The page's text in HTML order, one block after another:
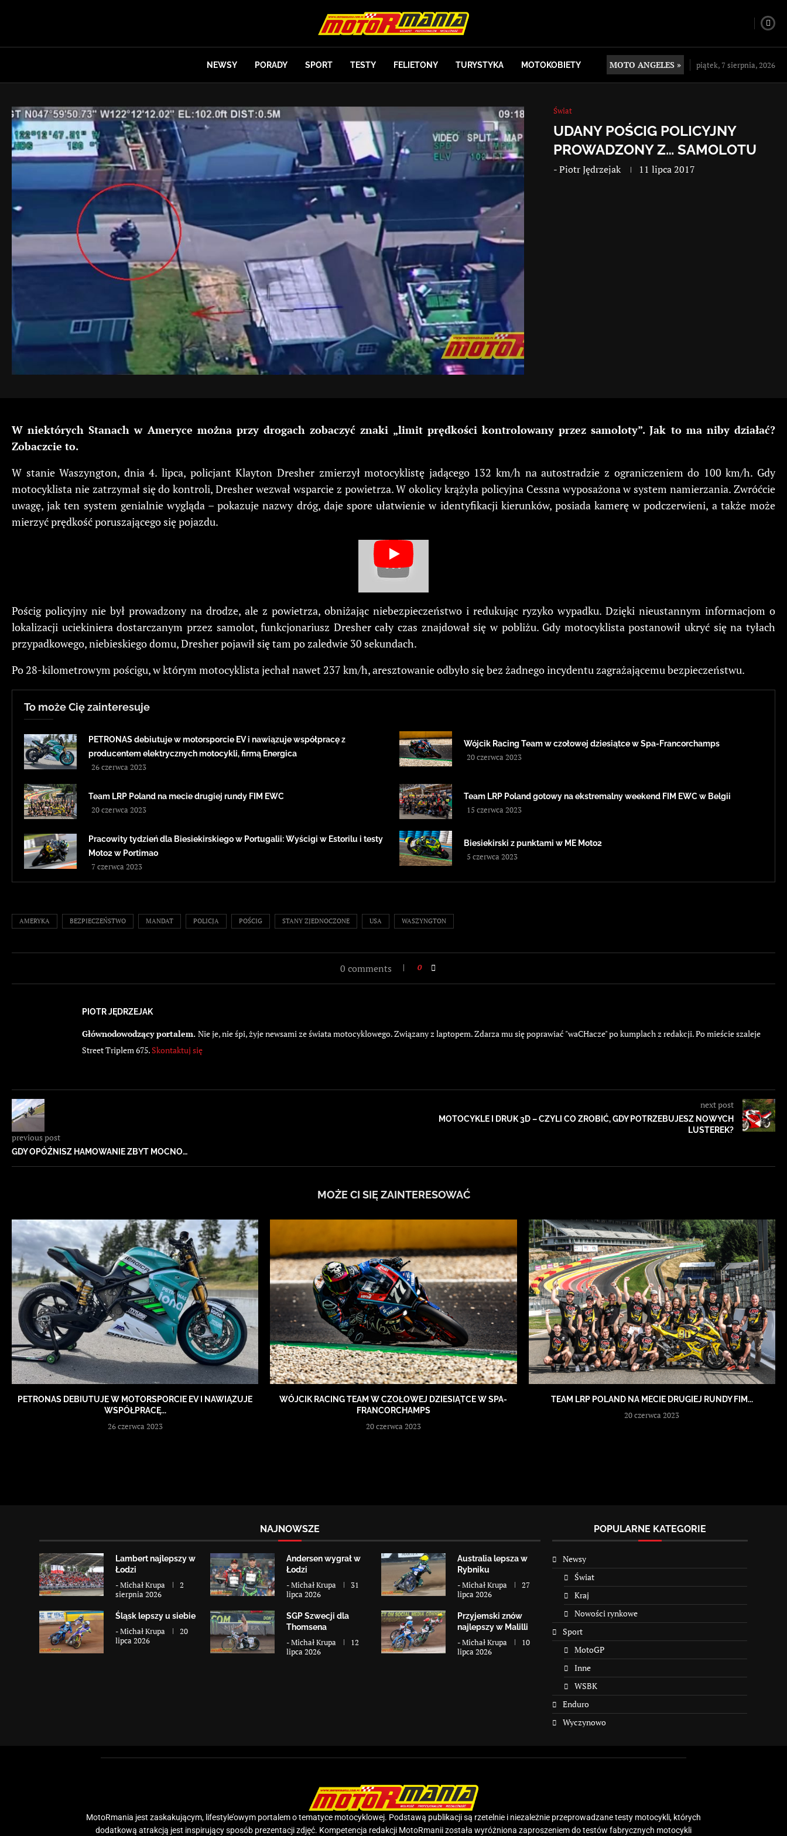
NEWSY PORADY SPORT TESTY FELIETONY TURYSTYKA MOTOKOBIETY MOTO ANGELES » piątek, 7 sierpnia, 2026
Świat
UDANY POŚCIG POLICYJNY
PROWADZONY Z… SAMOLOTU
-Piotr Jędrzejak 11 lipca 2017
W niektórych Stanach w Ameryce można przy drogach zobaczyć znaki „limit prędkości kontrolowany przez samoloty”. Jak to ma niby działać?
Zobaczcie to.
W stanie Waszyngton, dnia 4. lipca, policjant Klayton Dresher zmierzył motocyklistę jadącego 132 km/h na autostradzie z ograniczeniem do 100 km/h. Gdy
motocyklista nie zatrzymał się do kontroli, Dresher wezwał wsparcie z powietrza. W okolicy krążyła policyjna Cessna wyposażona w system namierzania. Zwróćcie
uwagę, jak ten system genialnie wygląda – pokazuje nazwy dróg, daje spore ułatwienie w identyfikacji kierunków, posiada kamerę w podczerwieni, a także może
mierzyć prędkość poruszającego się pojazdu.
Pościg policyjny nie był prowadzony na drodze, ale z powietrza, obniżając niebezpieczeństwo i redukując ryzyko wypadku. Dzięki nieustannym informacjom o
lokalizacji uciekiniera dostarczanym przez samolot, funkcjonariusz Dresher cały czas znajdował się w pobliżu. Gdy motocyklista postanowił ukryć się na tyłach
przypadkowego, niebieskiego domu, Dresher pojawił się tam po zaledwie 30 sekundach.
Po 28-kilometrowym pościgu, w którym motocyklista jechał nawet 237 km/h, aresztowanie odbyło się bez żadnego incydentu zagrażającemu bezpieczeństwu.
To może Cię zainteresuje
PETRONAS debiutuje w motorsporcie EV i nawiązuje współpracę z
producentem elektrycznych motocykli, firmą Energica
26 czerwca 2023
Wójcik Racing Team w czołowej dziesiątce w Spa-Francorchamps
20 czerwca 2023
Team LRP Poland na mecie drugiej rundy FIM EWC
20 czerwca 2023
Team LRP Poland gotowy na ekstremalny weekend FIM EWC w Belgii
15 czerwca 2023
Pracowity tydzień dla Biesiekirskiego w Portugalii: Wyścigi w Estorilu i testy
Moto2 w Portimao
7 czerwca 2023
Biesiekirski z punktami w ME Moto2
5 czerwca 2023
AMERYKA BEZPIECZEŃSTWO MANDAT POLICJA POŚCIG STANY ZJEDNOCZONE USA WASZYNGTON
0 comments 0
PIOTR JĘDRZEJAK
Głównodowodzący portalem. Nie je, nie śpi, żyje newsami ze świata motocyklowego. Związany z laptopem. Zdarza mu się poprawiać "waCHacze" po kumplach z redakcji. Po mieście szaleje
Street Triplem 675. Skontaktuj się
previous post
GDY OPÓŹNISZ HAMOWANIE ZBYT MOCNO…
next post
MOTOCYKLE I DRUK 3D – CZYLI CO ZROBIĆ, GDY POTRZEBUJESZ NOWYCH
LUSTEREK?
MOŻE CI SIĘ ZAINTERESOWAĆ
PETRONAS DEBIUTUJE W MOTORSPORCIE EV I NAWIĄZUJE
WSPÓŁPRACĘ...
26 czerwca 2023
WÓJCIK RACING TEAM W CZOŁOWEJ DZIESIĄTCE W SPA-
FRANCORCHAMPS
20 czerwca 2023
TEAM LRP POLAND NA MECIE DRUGIEJ RUNDY FIM...
20 czerwca 2023
NAJNOWSZE
Lambert najlepszy w
Łodzi
-Michał Krupa
2
sierpnia 2026
Andersen wygrał w
Łodzi
-Michał Krupa
31
lipca 2026
Australia lepsza w
Rybniku
-Michał Krupa
27
lipca 2026
Śląsk lepszy u siebie
-Michał Krupa
20
lipca 2026
SGP Szwecji dla
Thomsena
-Michał Krupa
12
lipca 2026
Przyjemski znów
najlepszy w Malilli
-Michał Krupa
10
lipca 2026
POPULARNE KATEGORIE
Newsy
Świat
Kraj
Nowości rynkowe
Sport
MotoGP
Inne
WSBK
Enduro
Wyczynowo
MotoRmania jest zaskakującym, lifestyle’owym portalem o tematyce motocyklowej. Podstawą publikacji są rzetelnie i niezależnie przeprowadzane testy motocykli, których
dodatkową atrakcją jest inspirujący sposób prezentacji zdjęć. Kompetencja redakcji MotoRmanii została wyróżniona zaproszeniem do testów fabrycznych motocykli